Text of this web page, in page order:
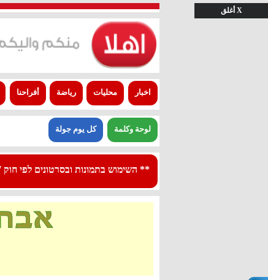
X أغلق
اخبار محليات رياضة أفراحنا
لوحة وكلمة كل يوم جولة
** השימוש בתמונות ובסרטונים לפי חוק 27א לפרסום - استعمال الصور والفيديوهات حسب قانون بند 27 أ لقانون النشر